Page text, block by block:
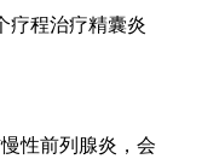
疗程治疗精囊炎
性前列腺炎，会